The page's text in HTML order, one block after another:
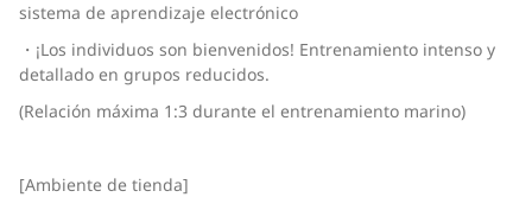
sistema de aprendizaje electrónico
・¡Los individuos son bienvenidos! Entrenamiento intenso y
detallado en grupos reducidos.
(Relación máxima 1:3 durante el entrenamiento marino)
[Ambiente de tienda]